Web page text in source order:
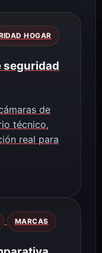
HOGAR
seguridad
de
técnico,
real para
MARCAS